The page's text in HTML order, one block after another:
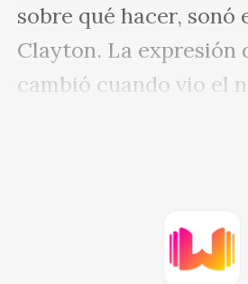
sobre qué hacer, sonó
Clayton. La expresión
cambió cuando vio el
Floyd miró a Nicole